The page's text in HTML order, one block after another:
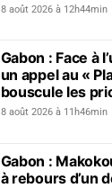
8 août 2026 à 12h44min
Gabon : Face à
un appel au «
bouscule les
gouvernement
8 août 2026 à 11h46min
Gabon :
à rebours d’un